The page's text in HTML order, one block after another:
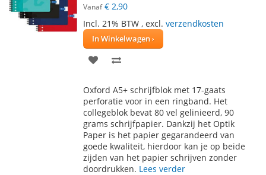
Vanaf € 2,90
Incl. 21% BTW , excl. verzendkosten
In Winkelwagen
VOEG
AAN
VERLANGLIJST
TE
VERGELIJKEN
Oxford A5+ schrijfblok met 17-gaats
perforatie voor in een ringband. Het
collegeblok bevat 80 vel gelinieerd, 90
grams schrijfpapier. Dankzij het Optik
Paper is het papier gegarandeerd van
goede kwaliteit, hierdoor kan je op beide
zijden van het papier schrijven zonder
doordrukken. Lees verder